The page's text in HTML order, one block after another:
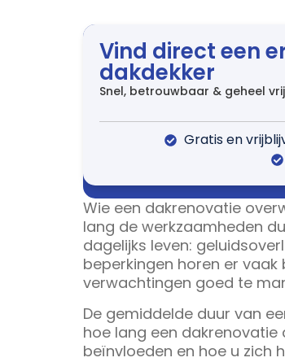
Vind direct een
dakdekker
Snel, betrouwbaar & geheel
Gratis en
Wie een dakrenovatie
lang de werkzaamheden
dagelijks leven:
beperkingen horen er
verwachtingen goed te
De gemiddelde duur van
hoe lang een
beïnvloeden en hoe u zich